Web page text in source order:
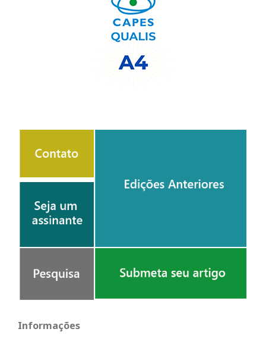
Informações